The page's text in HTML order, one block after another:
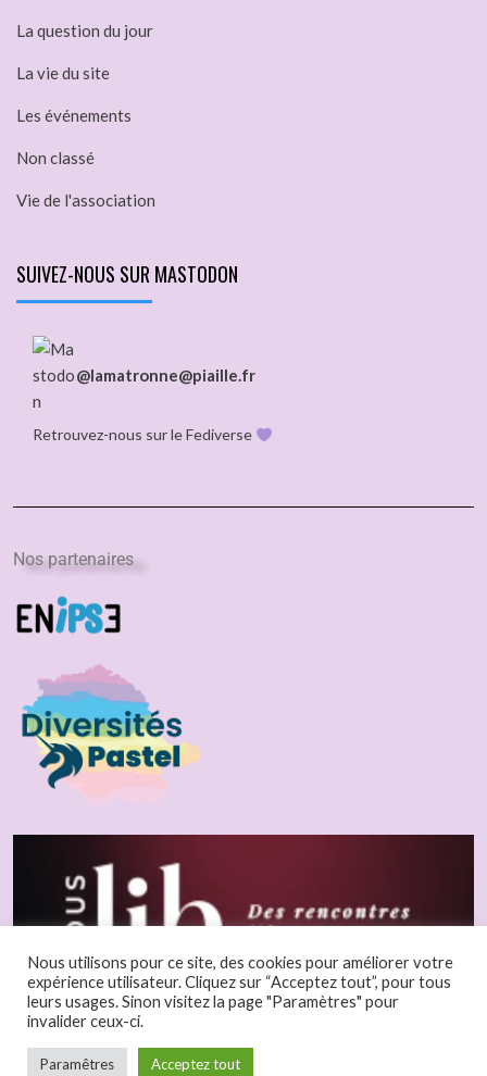
La question du jour
La vie du site
Les événements
Non classé
Vie de l'association
SUIVEZ-NOUS SUR MASTODON
@lamatronne@piaille.fr
Retrouvez-nous sur le Fediverse
Nos partenaires
Nous utilisons pour ce site, des cookies pour améliorer votre
expérience utilisateur. Cliquez sur “Acceptez tout”, pour tous
leurs usages. Sinon visitez la page "Paramètres" pour
invalider ceux-ci.
Paramêtres Acceptez tout